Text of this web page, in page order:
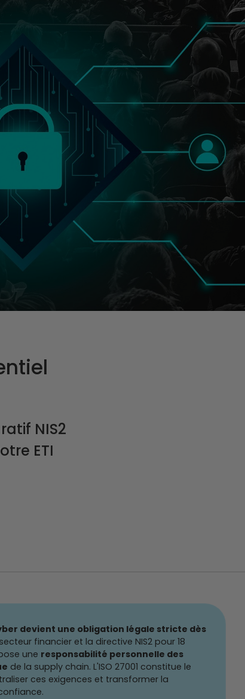
NIS2
ETI
devient une obligation légale stricte dès
financier et la directive NIS2 pour 18
une responsabilité personnelle des
de la supply chain. L'ISO 27001 constitue le
ces exigences et transformer la